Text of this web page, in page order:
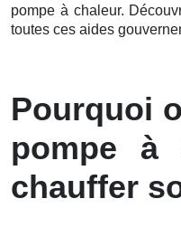
pompe à chaleur.
toutes ces aides
Pourquoi
pompe à
chauffer